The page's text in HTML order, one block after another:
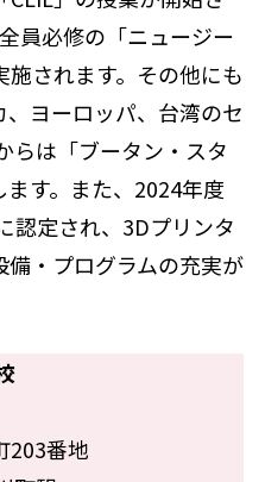
員必修の「ニュージー
されます。その他にも
ヨーロッパ、台湾のセ
らは「ブータン・スタ
す。また、2024年度
認定され、3Dプリンタ
・プログラムの充実が
203番地